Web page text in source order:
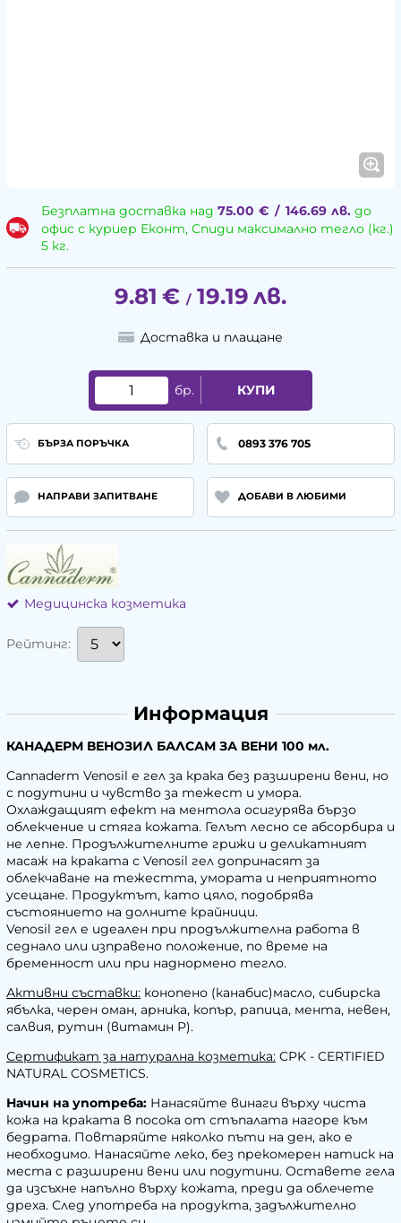
Безплатна доставка над 75.00 € / 146.69 лв.до
офис с куриер Еконт, Спиди максимално тегло (кг.)
5 кг.
9.81 € / 19.19 лв.
Доставка и плащане
бр. КУПИ
БЪРЗА ПОРЪЧКА 0893 376 705
НАПРАВИ ЗАПИТВАНЕ ДОБАВИ В ЛЮБИМИ
Медицинска козметика
Рейтинг:
Информация
КАНАДЕРМ ВЕНОЗИЛ БАЛСАМ ЗА ВЕНИ 100 мл.
Cannaderm Venosil е гел за крака без разширени вени, но
с подутини и чувство за тежест и умора.
Охлаждащият ефект на ментола осигурява бързо
облекчение и стяга кожата. Гелът лесно се абсорбира и
не лепне. Продължителните грижи и деликатният
масаж на краката с Venosil гел допринасят за
облекчаване на тежестта, умората и неприятното
усещане. Продуктът, като цяло, подобрява
състоянието на долните крайници.
Venosil гел е идеален при продължителна работа в
седнало или изправено положение, по време на
бременност или при наднормено тегло.
Активни съставки: конопено (канабис)масло, сибирска
ябълка, черен оман, арника, копър, рапица, мента, невен,
салвия, рутин (витамин Р).
Сертификат за натурална козметика: CPK - CERTIFIED
NATURAL COSMETICS.
Начин на употреба: Нанасяйте винаги върху чиста
кожа на краката в посока от стъпалата нагоре към
бедрата. Повтаряйте няколко пъти на ден, ако е
необходимо. Нанасяйте леко, без прекомерен натиск на
места с разширени вени или подутини. Оставете гела
да изсъхне напълно върху кожата, преди да облечете
дреха. След употреба на продукта, задължително